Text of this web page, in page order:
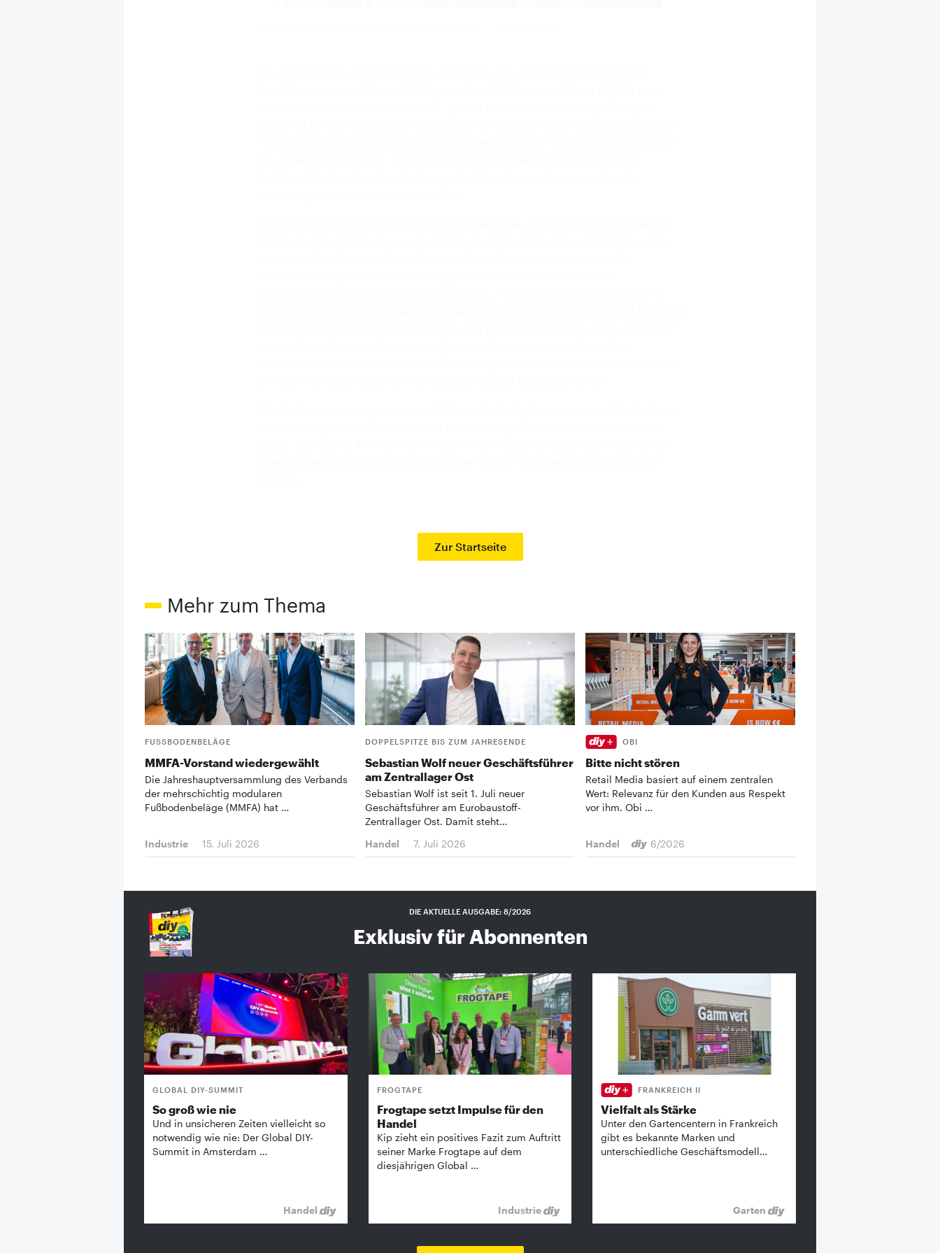
Zur Startseite
Mehr zum Thema
FUSSBODENBELÄGE
MMFA-Vorstand wiedergewählt
Die Jahreshauptversammlung des Verbands
der mehrschichtig modularen
Fußbodenbeläge (MMFA) hat …
Industrie 15. Juli 2026
DOPPELSPITZE BIS ZUM JAHRESENDE
Sebastian Wolf neuer Geschäftsführer
am Zentrallager Ost
Sebastian Wolf ist seit 1. Juli neuer
Geschäftsführer am Eurobaustoff-
Zentrallager Ost. Damit steht…
Handel
7. Juli 2026
OBI
Bitte nicht stören
Retail Media basiert auf einem zentralen
Wert: Relevanz für den Kunden aus Respekt
vor ihm. Obi …
Handel 6/2026
DIE AKTUELLE AUSGABE: 8/2026
Exklusiv für Abonnenten
GLOBAL DIY-SUMMIT
So groß wie nie
Und in unsicheren Zeiten vielleicht so
notwendig wie nie: Der Global DIY-
Summit in Amsterdam …
Handel
FROGTAPE
Frogtape setzt Impulse für den
Handel
Kip zieht ein positives Fazit zum Auftritt
seiner Marke Frogtape auf dem
diesjährigen Global …
Industrie
FRANKREICH II
Vielfalt als Stärke
Unter den Gartencentern in Frankreich
gibt es bekannte ­Marken und
unterschiedliche Geschäftsmodell…
Garten